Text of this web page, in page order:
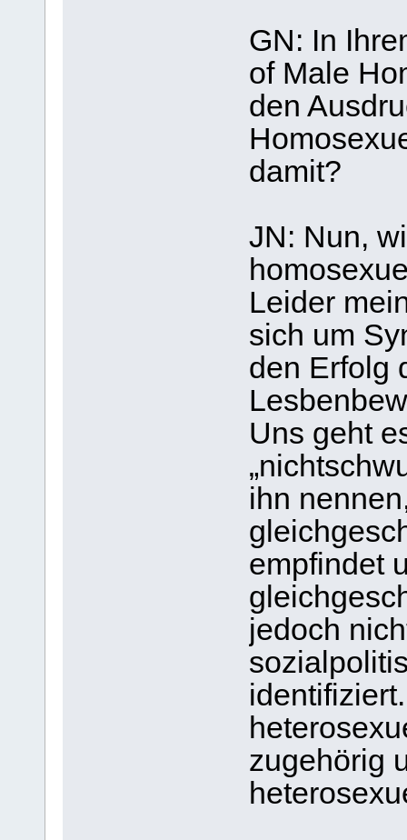
GN: In
of Male
den
damit?
JN: Nun,
Leider
sich um
den Erfolg
Uns geht
ihn
empfindet
jedoch
zugehörig